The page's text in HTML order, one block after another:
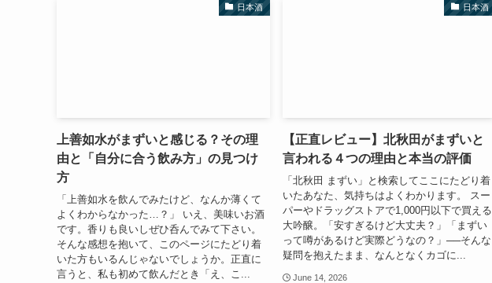
日本酒
上善如水がまずいと感じる？その理
由と「自分に合う飲み方」の見つけ
方
「上善如水を飲んでみたけど、なんか薄くて
よくわからなかった…？」 いえ、美味いお酒
です。香りも良いしぜひ呑んでみて下さい。
そんな感想を抱いて、このページにたどり着
いた方もいるんじゃないでしょうか。正直に
言うと、私も初めて飲んだとき「え、こ...
日本酒
【正直レビュー】北秋田がまずいと
言われる４つの理由と本当の評価
「北秋田 まずい」と検索してここにたどり着
いたあなた、気持ちはよくわかります。 スー
パーやドラッグストアで1,000円以下で買える
大吟醸。「安すぎるけど大丈夫？」「まずい
って噂があるけど実際どうなの？」──そんな
疑問を抱えたまま、なんとなくカゴに...
June 14, 2026